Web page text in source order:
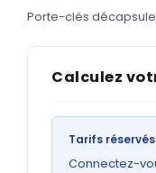
GRAND FORMAT
Porte-clés
Calculez
Tarifs
Connectez-